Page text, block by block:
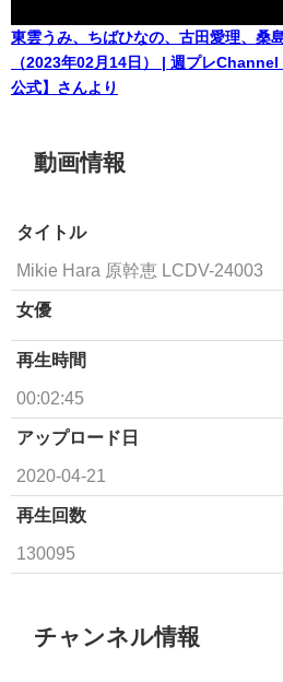
東雲うみ、ちばひなの、古田愛理、桑
（2023年02月14日） | 週プレ
公式】さんより
動画情報
タイトル
Mikie Hara 原幹恵 LCDV-24003
女優
再生時間
00:02:45
アップロード日
2020-04-21
再生回数
130095
チャンネル情報